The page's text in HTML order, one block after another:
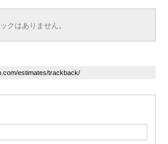
クはありません。